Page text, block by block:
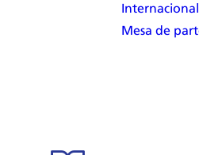
Internacional
Mesa de